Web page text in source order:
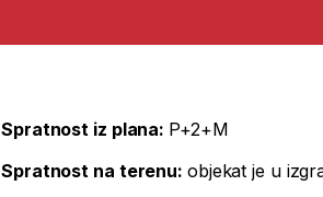
Spratnost iz plana: P+2+M
Spratnost na terenu: objekat je u